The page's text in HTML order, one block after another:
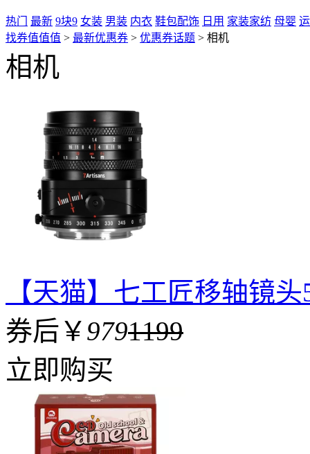
热门 最新 9块9 女装 男装 内衣 鞋包配饰 日用 家装家纺 母婴
找券值值值 > 最新优惠券 > 优惠券话题 > 相机
相机
【天猫】七工匠移轴镜头
券后￥9791199
立即购买